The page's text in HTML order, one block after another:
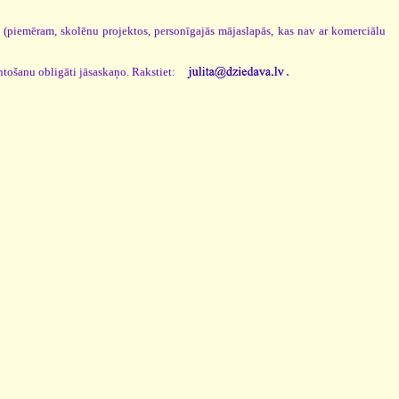
skolēnu projektos, personīgajās mājaslapās, kas nav ar komerciālu
obligāti jāsaskaņo. Rakstiet: .